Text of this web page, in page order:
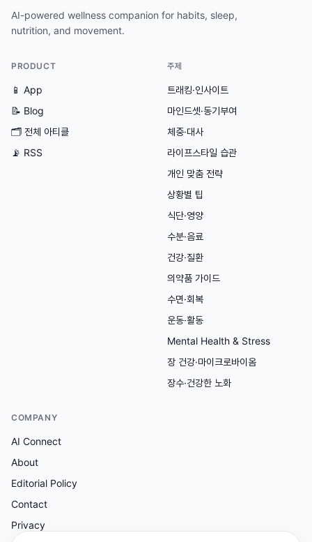
AI-powered wellness companion for habits, sleep,
nutrition, and movement.
PRODUCT
📱 App
📝 Blog
🗂 전체 아티클
📡 RSS
주제
트래킹·인사이트
마인드셋·동기부여
체중·대사
라이프스타일 습관
개인 맞춤 전략
상황별 팁
식단·영양
수분·음료
건강·질환
의약품 가이드
수면·회복
운동·활동
Mental Health & Stress
장 건강·마이크로바이옴
장수·건강한 노화
COMPANY
AI Connect
About
Editorial Policy
Contact
Privacy